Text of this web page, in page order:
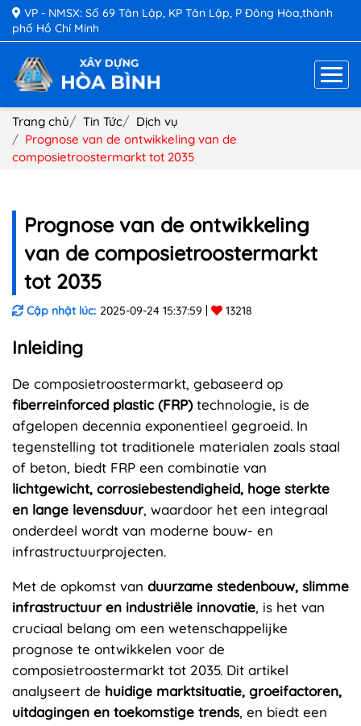
VP - NMSX: Số 69 Tân Lập, KP Tân Lập, P Đông Hòa,thành
phố Hồ Chí Minh
Trang chủ Tin Tức
Dịch vụ
Prognose van de ontwikkeling van de
composietroostermarkt tot 2035
Prognose van de ontwikkeling
van de composietroostermarkt
tot 2035
Cập nhật lúc: 2025-09-24 15:37:59 13218
Inleiding
De composietroostermarkt, gebaseerd op
fiberreinforced plastic (FRP)technologie, is de
afgelopen decennia exponentieel gegroeid. In
tegenstelling tot traditionele materialen zoals staal
of beton, biedt FRP een combinatie van
lichtgewicht, corrosiebestendigheid, hoge sterkte
en lange levensduur, waardoor het een integraal
onderdeel wordt van moderne bouw- en
infrastructuurprojecten.
Met de opkomst van duurzame stedenbouw, slimme
infrastructuur en industriële innovatie, is het van
cruciaal belang om een wetenschappelijke
prognose te ontwikkelen voor de
composietroostermarkt tot 2035. Dit artikel
analyseert de huidige marktsituatie, groeifactoren,
uitdagingen en toekomstige trends, en biedt een